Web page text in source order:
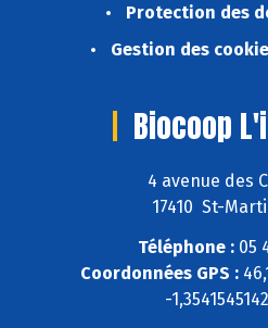
Protection des
Gestion des
Biocoop
4 avenue des
17410 St-
Téléphone : 05
Coordonnées GPS :
-